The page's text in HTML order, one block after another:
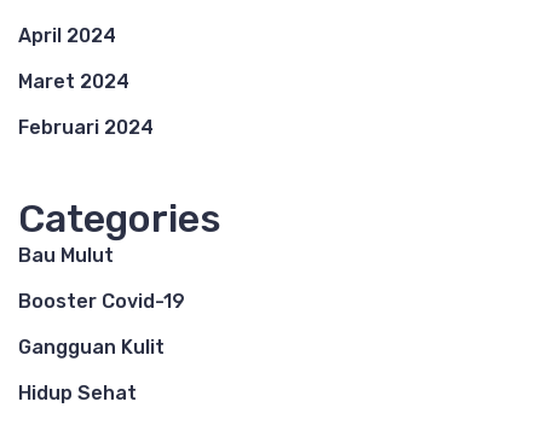
April 2024
Maret 2024
Februari 2024
Categories
Bau Mulut
Booster Covid-19
Gangguan Kulit
Hidup Sehat